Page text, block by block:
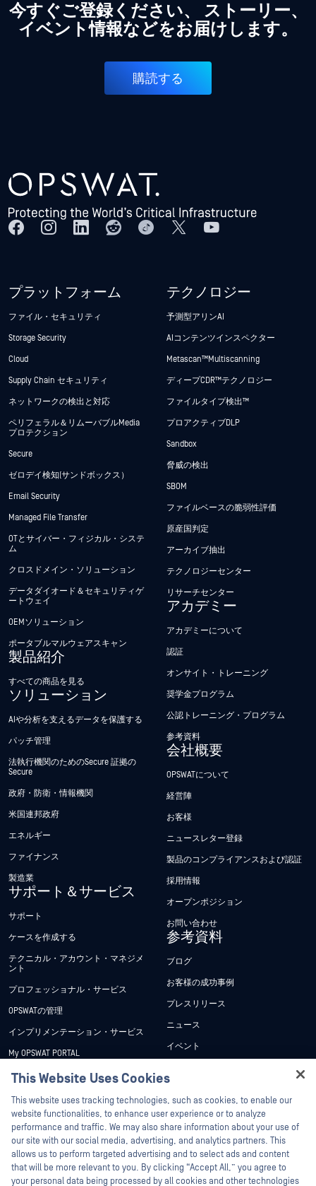
今すぐご登録ください、 ストーリー、
イベント情報などをお届けします。
購読する
プラットフォーム
ファイル・セキュリティ
Storage Security
Cloud
Supply Chain セキュリティ
ネットワークの検出と対応
ペリフェラル＆リムーバブルMedia
プロテクション
Secure
ゼロデイ検知(サンドボックス）
Email Security
Managed File Transfer
OTとサイバー・フィジカル・システ
ム
クロスドメイン・ソリューション
データダイオード＆セキュリティゲ
ートウェイ
OEMソリューション
ポータブルマルウェアスキャン
製品紹介
すべての商品を見る
ソリューション
AIや分析を支えるデータを保護する
パッチ管理
法執行機関のためのSecure 証拠の
Secure
政府・防衛・情報機関
米国連邦政府
エネルギー
ファイナンス
製造業
サポート＆サービス
サポート
ケースを作成する
テクニカル・アカウント・マネジメ
ント
プロフェッショナル・サービス
OPSWATの管理
インプリメンテーション・サービス
My OPSWAT PORTAL
技術文書
トレーニング
脆弱性対策プログラム
パートナー
認証
テクノロジー・パートナー
テクノロジー
予測型アリンAI
AIコンテンツインスペクター
Metascan™ Multiscanning
ディープCDR™テクノロジー
ファイルタイプ検出™
プロアクティブDLP
Sandbox
脅威の検出
SBOM
ファイルベースの脆弱性評価
原産国判定
アーカイブ抽出
テクノロジーセンター
リサーチセンター
アカデミー
アカデミーについて
認証
オンサイト・トレーニング
奨学金プログラム
公認トレーニング・プログラム
参考資料
会社概要
OPSWATについて
経営陣
お客様
ニュースレター登録
製品のコンプライアンスおよび認証
採用情報
オープンポジション
お問い合わせ
参考資料
ブログ
お客様の成功事例
プレスリリース
ニュース
イベント
ホワイトペーパー
無料ツール
This Website Uses Cookies
This website uses tracking technologies, such as cookies, to enable our
website functionalities, to enhance user experience or to analyze
performance and traffic. We may also share information about your use of
our site with our social media, advertising, and analytics partners. This
allows us to perform targeted advertising and to select ads and content
that will be more relevant to you. By clicking “Accept All,” you agree to
your personal data being processed by all cookies and other technologies
Hey there!
I'm Ozzy, your OPSWAT virtual assistant.
How can I help you secure what's critical
today?